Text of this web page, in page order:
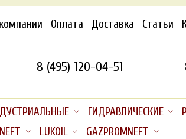
Оплата Доставка Статьи
8 (495) 120-04-51
ГИДРАВЛИЧЕСКИЕ
LUKOIL GAZPROMNEFT